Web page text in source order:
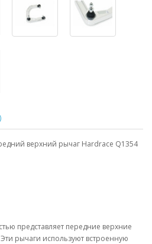
верхний рычаг Hardrace Q1354
представляет передние верхние
рычаги используют встроенную